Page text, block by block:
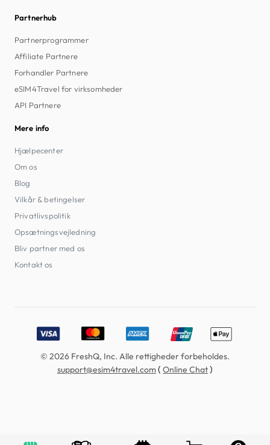
Partnerhub
Partnerprogrammer
Affiliate Partnere
Forhandler Partnere
eSIM4Travel for virksomheder
API Partnere
Mere info
Hjælpecenter
Om os
Blog
Vilkår & betingelser
Privatlivspolitik
Opsætningsvejledning
Bliv partner med os
Kontakt os
Accepted payment methods: Visa, MasterCard, American
© 2026 FreshQ, Inc. Alle rettigheder forbeholdes.
support@esim4travel.com( Online Chat)